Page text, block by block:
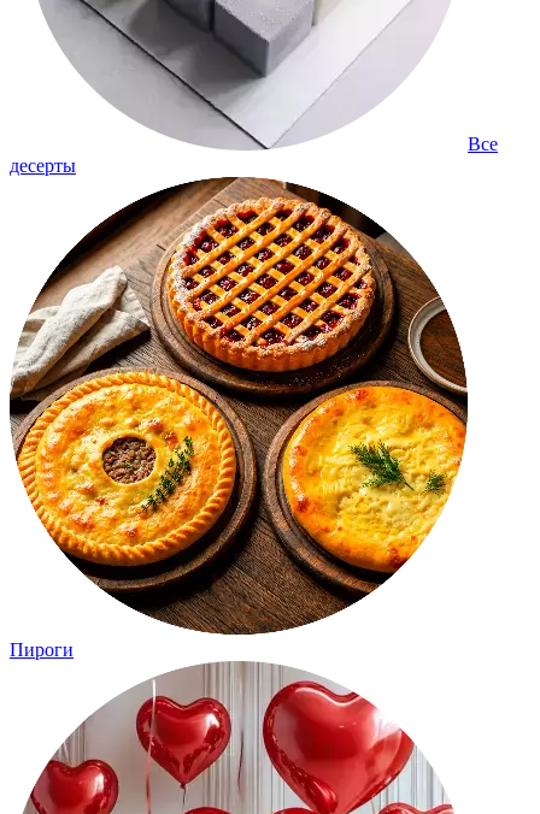
Все
десерты
Пироги